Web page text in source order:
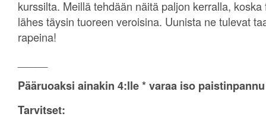
kurssilta. Meillä tehdään näitä paljon kerralla,
lähes täysin tuoreen veroisina. Uunista ne tulevat
rapeina!
Pääruoaksi ainakin 4:lle * varaa iso
Tarvitset: